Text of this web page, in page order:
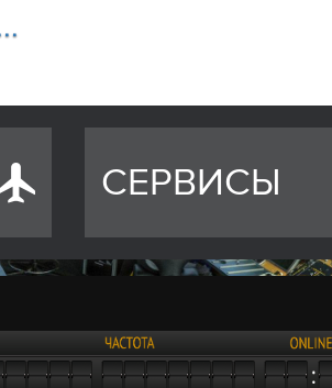
СЕРВИСЫ